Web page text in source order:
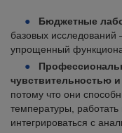
Бюджетные
базовых исследований
упрощенный
чувствительностью
потому что они
температуры,
интегрироваться с